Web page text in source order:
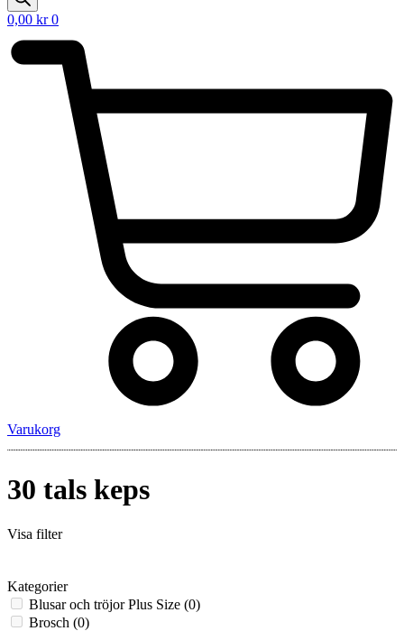
0,00 kr 0
Varukorg
30 tals keps
Visa filter
Kategorier
Blusar och tröjor Plus Size (0)
Brosch (0)